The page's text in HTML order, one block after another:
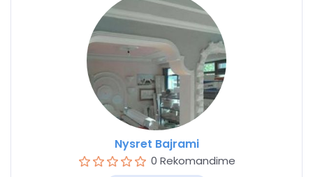
Nysret Bajrami
0 Rekomandime